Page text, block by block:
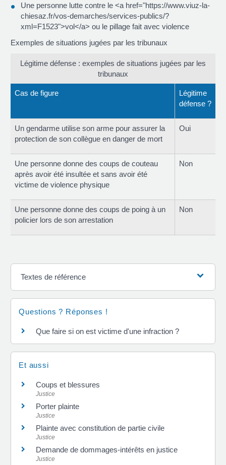
Une personne lutte contre le <a href="https://www.viuz-la-
chiesaz.fr/vos-demarches/services-publics/?
xml=F1523">vol</a> ou le pillage fait avec violence
Exemples de situations jugées par les tribunaux
Légitime défense : exemples de situations jugées par les
tribunaux
Cas de figure
Légitime
défense ?
Un gendarme utilise son arme pour assurer la
protection de son collègue en danger de mort
Oui
Une personne donne des coups de couteau
après avoir été insultée et sans avoir été
victime de violence physique
Non
Une personne donne des coups de poing à un
policier lors de son arrestation
Non
Textes de référence
Questions ? Réponses !
Que faire si on est victime d'une infraction ?
Et aussi
Coups et blessures
Justice
Porter plainte
Justice
Plainte avec constitution de partie civile
Justice
Demande de dommages-intérêts en justice
Justice